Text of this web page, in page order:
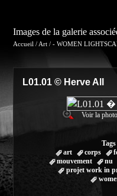
Images de la galerie
Accueil / Art / - WOMEN
L01.01 © Herve All
Voir la
art
corps
mouvement
nu
projet work in